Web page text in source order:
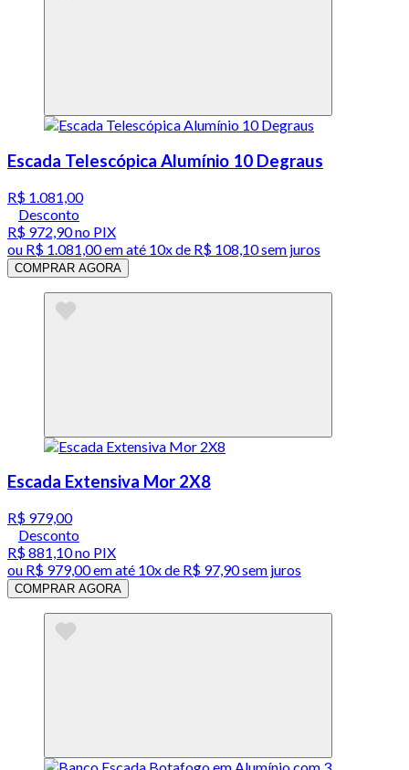
Escada Telescópica Alumínio 10 Degraus
R$ 1.081,00
Desconto
R$ 972,90no PIX
ou R$ 1.081,00em até 10x de R$ 108,10 sem juros
COMPRAR AGORA
Escada Extensiva Mor 2X8
R$ 979,00
Desconto
R$ 881,10no PIX
ou R$ 979,00em até 10x de R$ 97,90 sem juros
COMPRAR AGORA